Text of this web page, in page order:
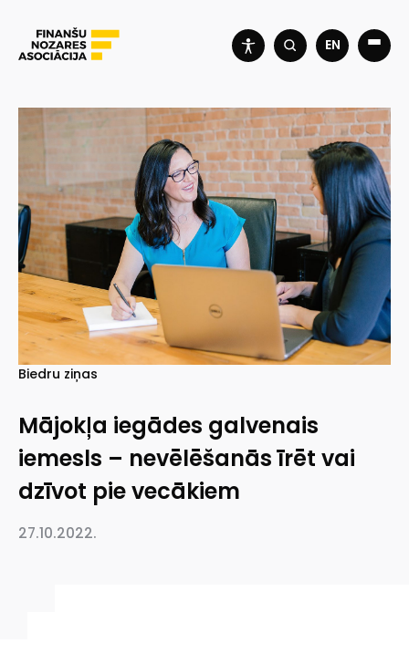
EN
Biedru ziņas
Mājokļa iegādes galvenais
iemesls – nevēlēšanās īrēt vai
dzīvot pie vecākiem
27.10.2022.